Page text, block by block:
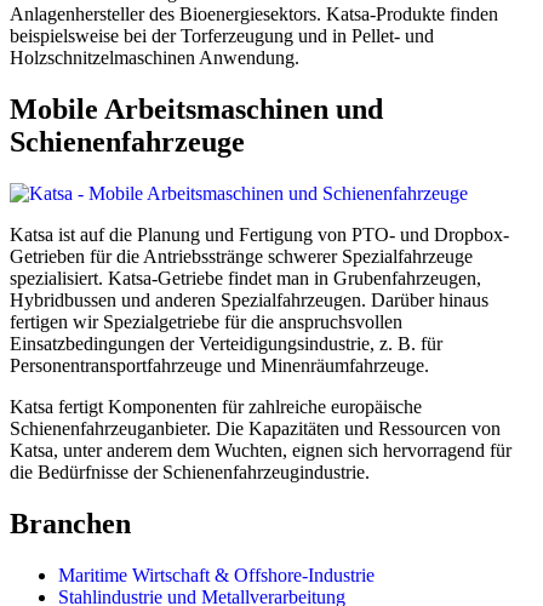
Anlagenhersteller des Bioenergiesektors. Katsa-Produkte finden
beispielsweise bei der Torferzeugung und in Pellet- und
Holzschnitzelmaschinen Anwendung.
Mobile Arbeitsmaschinen und
Schienenfahrzeuge
Katsa ist auf die Planung und Fertigung von PTO- und Dropbox-
Getrieben für die Antriebsstränge schwerer Spezialfahrzeuge
spezialisiert. Katsa-Getriebe findet man in Grubenfahrzeugen,
Hybridbussen und anderen Spezialfahrzeugen. Darüber hinaus
fertigen wir Spezialgetriebe für die anspruchsvollen
Einsatzbedingungen der Verteidigungsindustrie, z. B. für
Personentransportfahrzeuge und Minenräumfahrzeuge.
Katsa fertigt Komponenten für zahlreiche europäische
Schienenfahrzeuganbieter. Die Kapazitäten und Ressourcen von
Katsa, unter anderem dem Wuchten, eignen sich hervorragend für
die Bedürfnisse der Schienenfahrzeugindustrie.
Branchen
Maritime Wirtschaft & Offshore-Industrie
Stahlindustrie und Metallverarbeitung